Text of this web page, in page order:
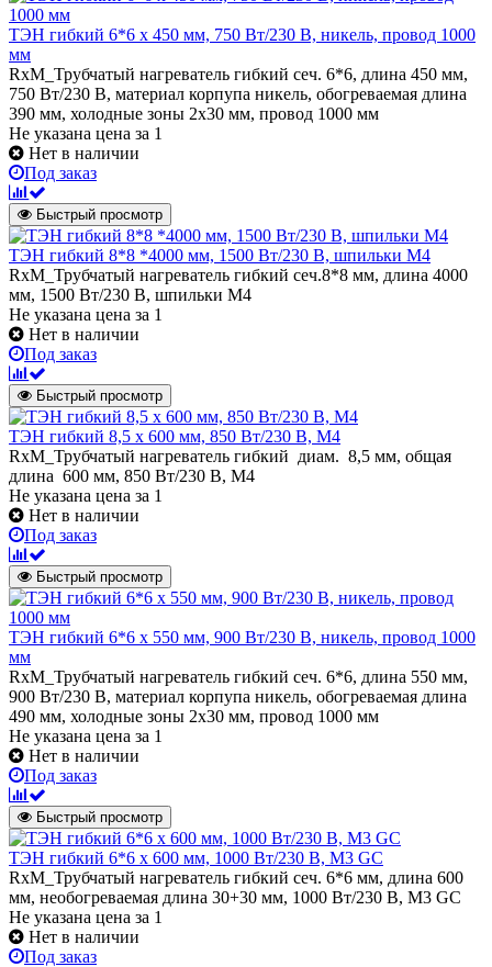
ТЭН гибкий 6*6 х 450 мм, 750 Вт/230 В, никель, провод 1000
мм
RxM_Трубчатый нагреватель гибкий сеч. 6*6, длина 450 мм,
750 Вт/230 В, материал корпупа никель, обогреваемая длина
390 мм, холодные зоны 2х30 мм, провод 1000 мм
Не указана цена за 1
Нет в наличии
Под заказ
Быстрый просмотр
ТЭН гибкий 8*8 *4000 мм, 1500 Вт/230 В, шпильки М4
RxM_Трубчатый нагреватель гибкий сеч.8*8 мм, длина 4000
мм, 1500 Вт/230 В, шпильки М4
Не указана цена за 1
Нет в наличии
Под заказ
Быстрый просмотр
ТЭН гибкий 8,5 x 600 мм, 850 Вт/230 В, M4
RxM_Трубчатый нагреватель гибкий диам. 8,5 мм, общая
длина 600 мм, 850 Вт/230 В, M4
Не указана цена за 1
Нет в наличии
Под заказ
Быстрый просмотр
ТЭН гибкий 6*6 х 550 мм, 900 Вт/230 В, никель, провод 1000
мм
RxM_Трубчатый нагреватель гибкий сеч. 6*6, длина 550 мм,
900 Вт/230 В, материал корпупа никель, обогреваемая длина
490 мм, холодные зоны 2х30 мм, провод 1000 мм
Не указана цена за 1
Нет в наличии
Под заказ
Быстрый просмотр
ТЭН гибкий 6*6 х 600 мм, 1000 Вт/230 В, M3 GC
RxM_Трубчатый нагреватель гибкий сеч. 6*6 мм, длина 600
мм, необогреваемая длина 30+30 мм, 1000 Вт/230 В, M3 GC
Не указана цена за 1
Нет в наличии
Под заказ